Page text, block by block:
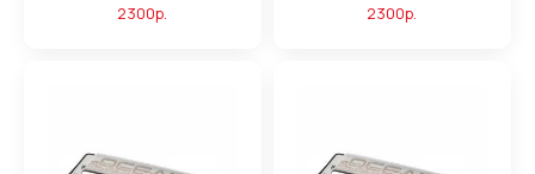
2300р. 2300р.